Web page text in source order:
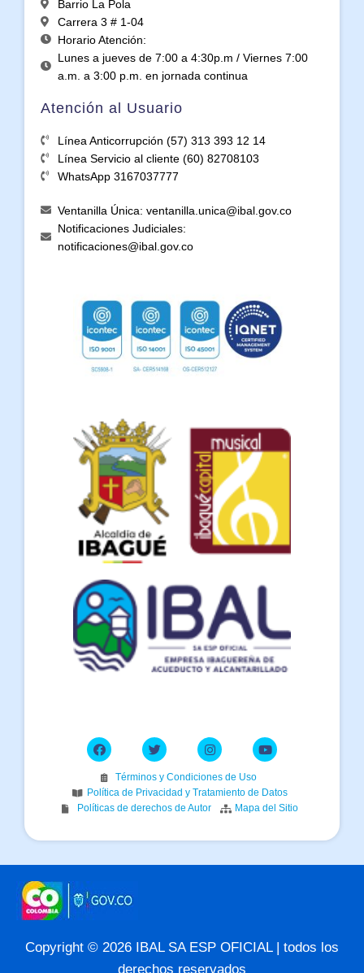
Barrio La Pola
Carrera 3 # 1-04
Horario Atención:
Lunes a jueves de 7:00 a 4:30p.m / Viernes 7:00
a.m. a 3:00 p.m. en jornada continua
Atención al Usuario
Línea Anticorrupción (57) 313 393 12 14
Línea Servicio al cliente (60) 82708103
WhatsApp 3167037777
Ventanilla Única: ventanilla.unica@ibal.gov.co
Notificaciones Judiciales:
notificaciones@ibal.gov.co
Términos y Condiciones de Uso
Política de Privacidad y Tratamiento de Datos
Políticas de derechos de Autor
Mapa del Sitio
Copyright © 2026 IBAL SA ESP OFICIAL | todos los
derechos reservados